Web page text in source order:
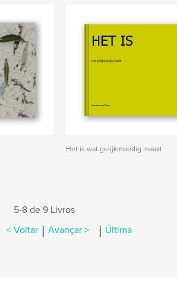
Het is wat gelijkmoedig maakt
5-8 de 9 Livros
< Voltar | Avançar > | Última